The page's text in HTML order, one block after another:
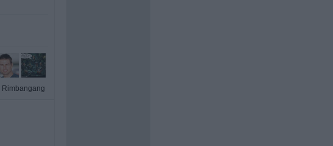
Rimbangang